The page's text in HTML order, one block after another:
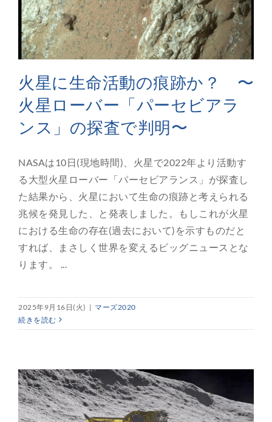
火星に生命活動の痕跡か？ 〜
火星ローバー「パーセビアラ
ンス」の探査で判明〜
NASAは10日(現地時間)、火星で2022年より活動す
る大型火星ローバー「パーセビアランス」が探査し
た結果から、火星において生命の痕跡と考えられる
兆候を発見した、と発表しました。もしこれが火星
における生命の存在(過去において)を示すものだと
すれば、まさしく世界を変えるビッグニュースとな
ります。 ...
2025年9月16日(火) | マーズ2020
続きを読む